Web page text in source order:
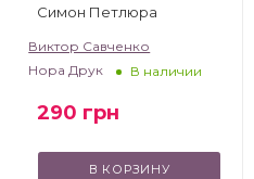
Симон Петлюра
Виктор Савченко
Нора Друк
В наличии
290 грн
В КОРЗИНУ